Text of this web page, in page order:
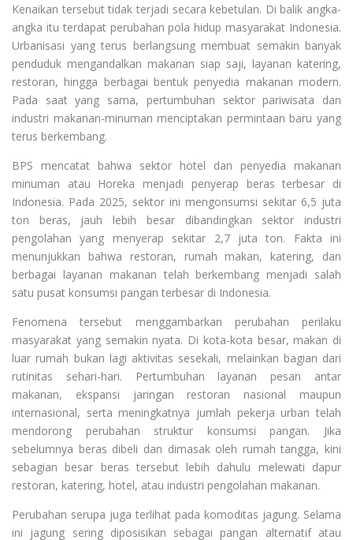
Kenaikan tersebut tidak terjadi secara kebetulan. Di balik angka-
angka itu terdapat perubahan pola hidup masyarakat Indonesia.
Urbanisasi yang terus berlangsung membuat semakin banyak
penduduk mengandalkan makanan siap saji, layanan katering,
restoran, hingga berbagai bentuk penyedia makanan modern.
Pada saat yang sama, pertumbuhan sektor pariwisata dan
industri makanan-minuman menciptakan permintaan baru yang
terus berkembang.
BPS mencatat bahwa sektor hotel dan penyedia makanan
minuman atau Horeka menjadi penyerap beras terbesar di
Indonesia. Pada 2025, sektor ini mengonsumsi sekitar 6,5 juta
ton beras, jauh lebih besar dibandingkan sektor industri
pengolahan yang menyerap sekitar 2,7 juta ton. Fakta ini
menunjukkan bahwa restoran, rumah makan, katering, dan
berbagai layanan makanan telah berkembang menjadi salah
satu pusat konsumsi pangan terbesar di Indonesia.
Fenomena tersebut menggambarkan perubahan perilaku
masyarakat yang semakin nyata. Di kota-kota besar, makan di
luar rumah bukan lagi aktivitas sesekali, melainkan bagian dari
rutinitas sehari-hari. Pertumbuhan layanan pesan antar
makanan, ekspansi jaringan restoran nasional maupun
internasional, serta meningkatnya jumlah pekerja urban telah
mendorong perubahan struktur konsumsi pangan. Jika
sebelumnya beras dibeli dan dimasak oleh rumah tangga, kini
sebagian besar beras tersebut lebih dahulu melewati dapur
restoran, katering, hotel, atau industri pengolahan makanan.
Perubahan serupa juga terlihat pada komoditas jagung. Selama
ini jagung sering diposisikan sebagai pangan alternatif atau